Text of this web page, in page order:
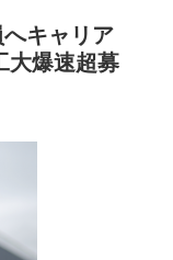
へキャリア
大爆速超募